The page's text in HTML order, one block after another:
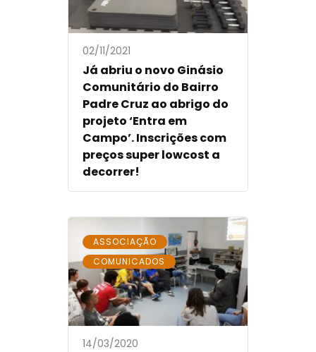
02/11/2021
Já abriu o novo Ginásio
Comunitário do Bairro
Padre Cruz ao abrigo do
projeto ‘Entra em
Campo’. Inscrições com
preços super lowcost a
decorrer!
ASSOCIAÇÃO ,
COMUNICADOS
14/03/2020